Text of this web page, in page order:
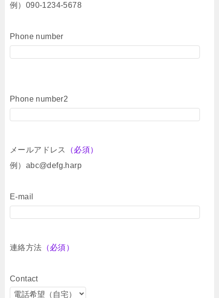
例）090-1234-5678
Phone number
Phone number2
メールアドレス
（必須）
例）abc@defg.harp
E-mail
連絡方法 （必須）
Contact